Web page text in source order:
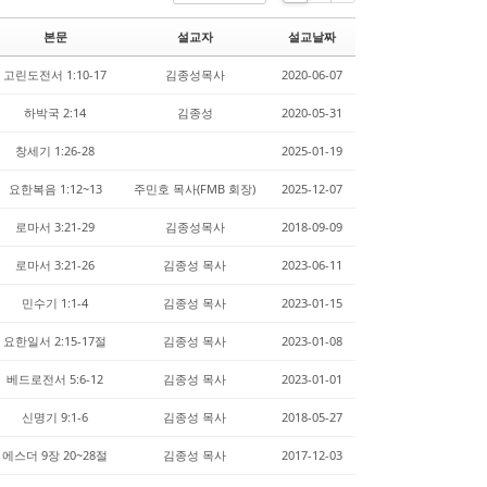
Li
Zi
e
G
y
본문 설교자 설교날짜
고린도전서 1:10-17 김종성목사 2020-06-07
하박국 2:14 김종성 2020-05-31
창세기 1:26-28 2025-01-19
요한복음 1:12~13 주민호 목사(FMB 회장) 2025-12-07
로마서 3:21-29 김종성목사 2018-09-09
로마서 3:21-26 김종성 목사 2023-06-11
민수기 1:1-4 김종성 목사 2023-01-15
요한일서 2:15-17절 김종성 목사 2023-01-08
베드로전서 5:6-12 김종성 목사 2023-01-01
신명기 9:1-6 김종성 목사 2018-05-27
에스더 9장 20~28절 김종성 목사 2017-12-03